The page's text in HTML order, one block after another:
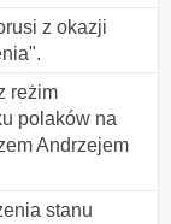
z okazji
reżim
polaków na
Andrzejem
stanu